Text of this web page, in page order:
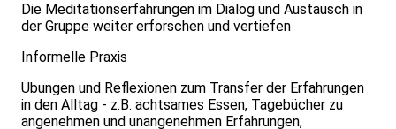
Die Meditationserfahrungen im Dialog und Austausch in
der Gruppe weiter erforschen und vertiefen
Informelle Praxis
Übungen und Reflexionen zum Transfer der Erfahrungen
in den Alltag - z.B. achtsames Essen, Tagebücher zu
angenehmen und unangenehmen Erfahrungen,